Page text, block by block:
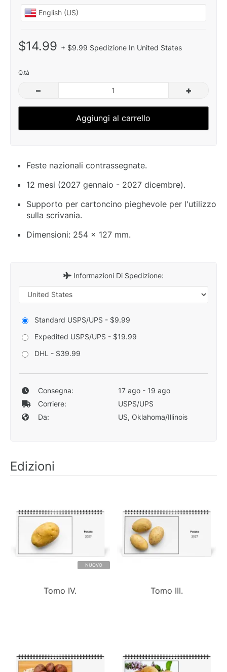
$14.99 + $9.99 Spedizione In United States
Q.tà
– +
Aggiungi al carrello
Feste nazionali contrassegnate.
12 mesi (2027 gennaio - 2027 dicembre).
Supporto per cartoncino pieghevole per l'utilizzo
sulla scrivania.
Dimensioni: 254 x 127 mm.
Informazioni Di Spedizione:
Standard USPS/UPS - $9.99
Expedited USPS/UPS - $19.99
DHL - $39.99
Consegna:
17 ago - 19 ago
Corriere:
USPS/UPS
Da:
US, Oklahoma/Illinois
Edizioni
NUOVO
Tomo IV. Tomo III.